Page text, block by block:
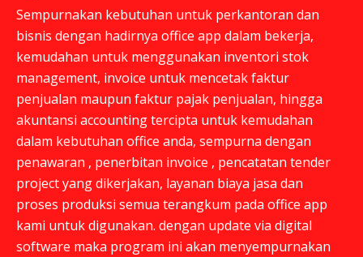
Sempurnakan kebutuhan untuk perkantoran dan
bisnis dengan hadirnya office app dalam bekerja,
kemudahan untuk menggunakan inventori stok
management, invoice untuk mencetak faktur
penjualan maupun faktur pajak penjualan, hingga
akuntansi accounting tercipta untuk kemudahan
dalam kebutuhan office anda, sempurna dengan
penawaran , penerbitan invoice , pencatatan tender
project yang dikerjakan, layanan biaya jasa dan
proses produksi semua terangkum pada office app
kami untuk digunakan. dengan update via digital
software maka program ini akan menyempurnakan